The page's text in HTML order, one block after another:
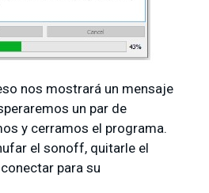
nos mostrará un mensaje
un par de
y cerramos el programa.
el sonoff, quitarle el
para su